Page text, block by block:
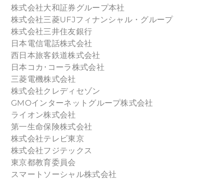
株式会社大和証券グループ本社
株式会社三菱UFJフィナンシャル・グループ
株式会社三井住友銀行
日本電信電話株式会社
西日本旅客鉄道株式会社
日本コカ･コーラ株式会社
三菱電機株式会社
株式会社クレディセゾン
GMOインターネットグループ株式会社
ライオン株式会社
第一生命保険株式会社
株式会社テレビ東京
株式会社フジテックス
東京都教育委員会
スマートソーシャル株式会社